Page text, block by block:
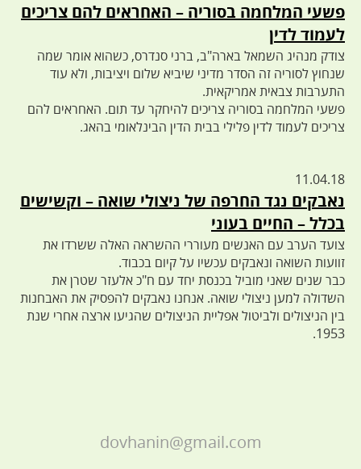
פשעי המלחמה בסוריה – האחראים להם צריכים
לעמוד לדין
צודק מנהיג השמאל בארה"ב, ברני סנדרס, כשהוא אומר שמה
שנחוץ לסוריה זה הסדר מדיני שיביא שלום ויציבות, ולא עוד
התערבות צבאית אמריקאית.
פשעי המלחמה בסוריה צריכים להיחקר עד תום. האחראים להם
צריכים לעמוד לדין פלילי בבית הדין הבינלאומי בהאג.
11.04.18
נאבקים נגד החרפה של ניצולי שואה – וקשישים
בכלל – החיים בעוני
צועד הערב עם האנשים מעוררי ההשראה האלה ששרדו את
זוועות השואה ונאבקים עכשיו על קיום בכבוד.
כבר שנים שאני מוביל בכנסת יחד עם ח"כ אלעזר שטרן את
השדולה למען ניצולי שואה. אנחנו נאבקים להפסיק את האבחנות
בין הניצולים ולביטול אפליית הניצולים שהגיעו ארצה אחרי שנת
1953.
dovhanin@gmail.com